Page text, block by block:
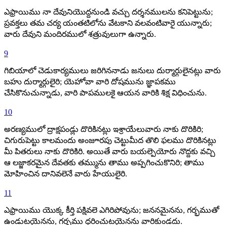
ఎఫ్రాయిము నా దేవునియొద్దనుండి వచ్చు దర్శనములను కనిపెట్టును;
ప్రవక్తలు తమ చర్య యంతటిలోను వేటకాని వలవంటివారై యున్నారు;
వారు దేవుని మందిరములో శత్రువులుగా ఉన్నారు.
9
గిబియాలో చెడుకార్యములు జరిగిననాడు జనులు దుర్మార్గులైనట్లు వారు
బహు దుర్మార్గులైరి; యెహోవా వారి దోషమును జ్ఞాపకము
చేసికొనుచున్నాడు, వారి పాపములకై ఆయన వారికి శిక్ష విధించును.
10
అరణ్యములో ద్రాక్షపండ్లు దొరికినట్లు ఇశ్రాయేలువారు నాకు దొరికిరి;
చిగురుపెట్టు కాలమందు అంజూరపు చెట్టుమీద తొలి ఫలము దొరికినట్లు
మీ పితరులు నాకు దొరికిరి. అయితే వారు బయల్పెయోరు నొద్దకు వచ్చి
ఆ లజ్జాకరమైన దేవతకు తమ్మును తాము అప్పగించుకొనిరి; తాము
మోహించిన దానివలెనే వారు హేయులైరి.
11
ఎఫ్రాయిము యొక్క కీర్తి పక్షివలె ఎగిరిపోవును; జననమైనను, గర్భముతో
ఉండుటయైనను, గర్భము ధరించుటయైనను వారికుండదు.